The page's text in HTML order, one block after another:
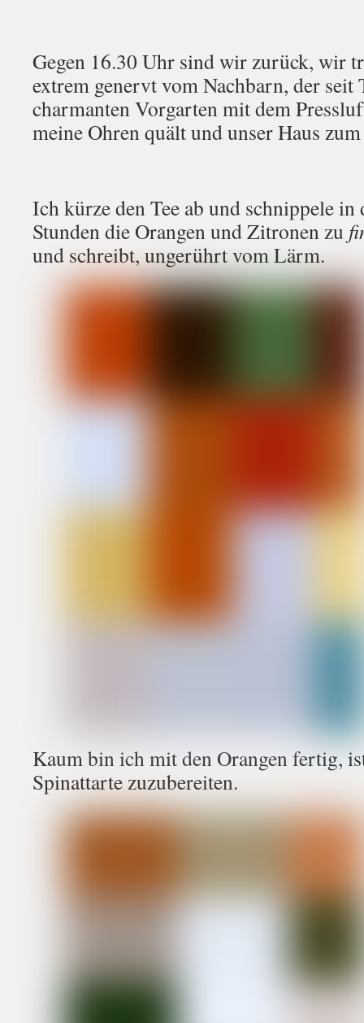
Gegen 16.30 Uhr sind wir zurück, wir
extrem genervt vom Nachbarn, der seit
charmanten Vorgarten mit dem
meine Ohren quält und unser Haus
Ich kürze den Tee ab und schnippele
Stunden die Orangen und Zitronen zu
und schreibt, ungerührt vom Lärm.
Kaum bin ich mit den Orangen fertig,
Spinattarte zuzubereiten.